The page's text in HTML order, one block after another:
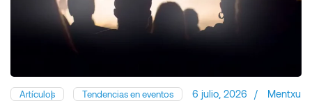
Artículos Tendencias en eventos 6 julio, 2026 /
Mentxu